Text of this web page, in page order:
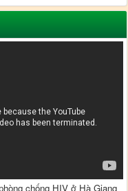
chống HIV ở Hà Giang